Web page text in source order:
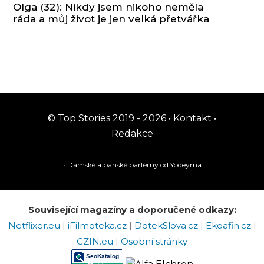
Olga (32): Nikdy jsem nikoho neměla
ráda a můj život je jen velká přetvářka
© Top Stories 2019 - 2026 • Kontakt •
Redakce
• Dámské a pánské parfémyod Yodeyma
Související magazíny a doporučené odkazy:
Netflixer.eu | iFilmoteka.cz | DotekSlova.cz | Ekoafin.cz |
CZIN.eu | Osobní stránky